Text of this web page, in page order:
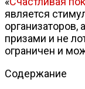
является
организаторов,
призами и не
ограничен и
Содержание